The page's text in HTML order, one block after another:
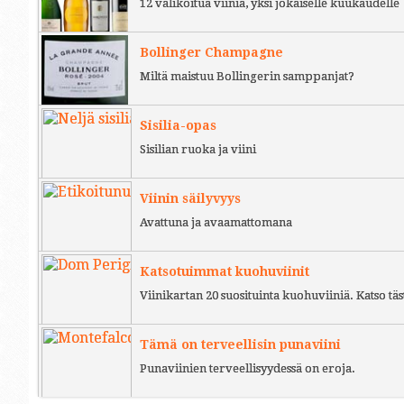
12 valikoitua viiniä, yksi jokaiselle kuukaudelle
Bollinger Champagne
Miltä maistuu Bollingerin samppanjat?
Sisilia-opas
Sisilian ruoka ja viini
Viinin säilyvyys
Avattuna ja avaamattomana
Katsotuimmat kuohuviinit
Viinikartan 20 suosituinta kuohuviiniä. Katso
Tämä on terveellisin punaviini
Punaviinien terveellisyydessä on eroja.